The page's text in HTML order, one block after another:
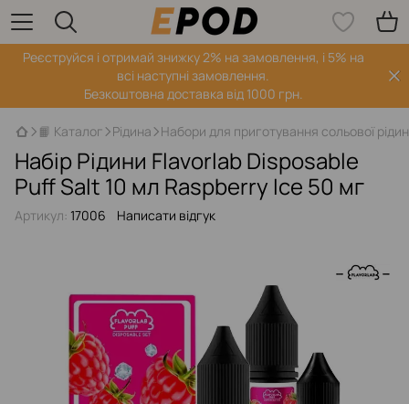
Реєструйся і отримай знижку 2% на замовлення, і 5% на
всі наступні замовлення.
Безкоштовна доставка від 1000 грн.
📙 Каталог Рідина Набори для приготування сольової
Набір Рідини Flavorlab Disposable
Puff Salt 10 мл Raspberry Ice 50 мг
Артикул: 17006 Написати відгук